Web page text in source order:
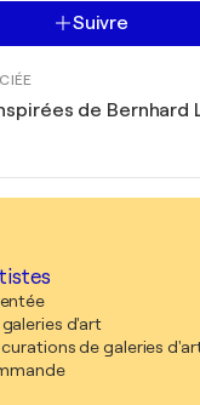
Suivre
de Bernhard
d'art
de galeries